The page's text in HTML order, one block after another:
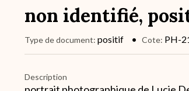
non identifié,
Type de document positif Cote PH-
Description